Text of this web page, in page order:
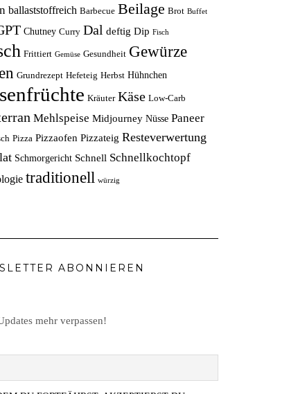
ballaststoffreich Barbecue Beilage Brot Buffet
Chutney Curry Dal deftig Dip Fisch
Frittiert Gemüse Gesundheit Gewürze
Grundrezept Hefeteig Herbst Hühnchen
Kräuter Käse Low-Carb
Mehlspeise Midjourney Nüsse Paneer
Pizza Pizzaofen Pizzateig Resteverwertung
Schmorgericht Schnell Schnellkochtopf
traditionell würzig
ABONNIEREN
mehr verpassen!